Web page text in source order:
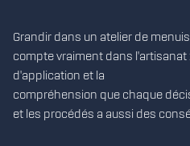
Grandir dans un atelier de
compte vraiment dans l'artisanat
d'application et la
compréhension que chaque
et les procédés a aussi des